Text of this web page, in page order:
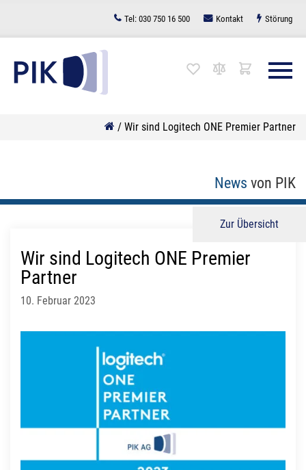
springen
Tel: 030 750 16 500 Kontakt Störung
/ Wir sind Logitech ONE Premier Partner
News von PIK
Zur Übersicht
Wir sind Logitech ONE Premier
Partner
10. Februar 2023